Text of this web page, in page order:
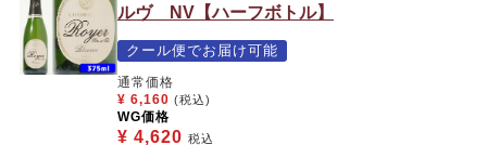
ルヴ NV【ハーフボトル】
クール便でお届け可能
通常価格
¥ 6,160 (税込)
WG価格
¥ 4,620 税込